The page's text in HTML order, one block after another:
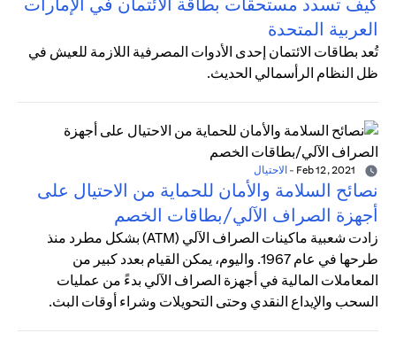
العربية المتحدة
تُعد بطاقات الائتمان إحدى الأدوات المصرفية اللازمة للعيش في
ظل النظام الرأسمالي الحديث.
- الاحتيال
نصائح السلامة والأمان للحماية من الاحتيال على
أجهزة الصراف الآلي/بطاقات الخصم
زادت شعبية ماكينات الصراف الآلي (ATM) بشكل مطرد منذ
طرحها في عام 1967. واليوم، يمكن القيام بعدد كبير من
المعاملات المالية في أجهزة الصراف الآلي بدءً من عمليات
السحب والإيداع النقدي وحتى التحويلات وشراء أوقات البث.